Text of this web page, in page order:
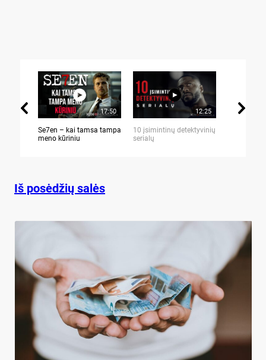
17:50
Se7en – kai tamsa tampa
meno kūriniu
12:25
10 įsimintinų detektyvinių
serialų
Iš posėdžių salės